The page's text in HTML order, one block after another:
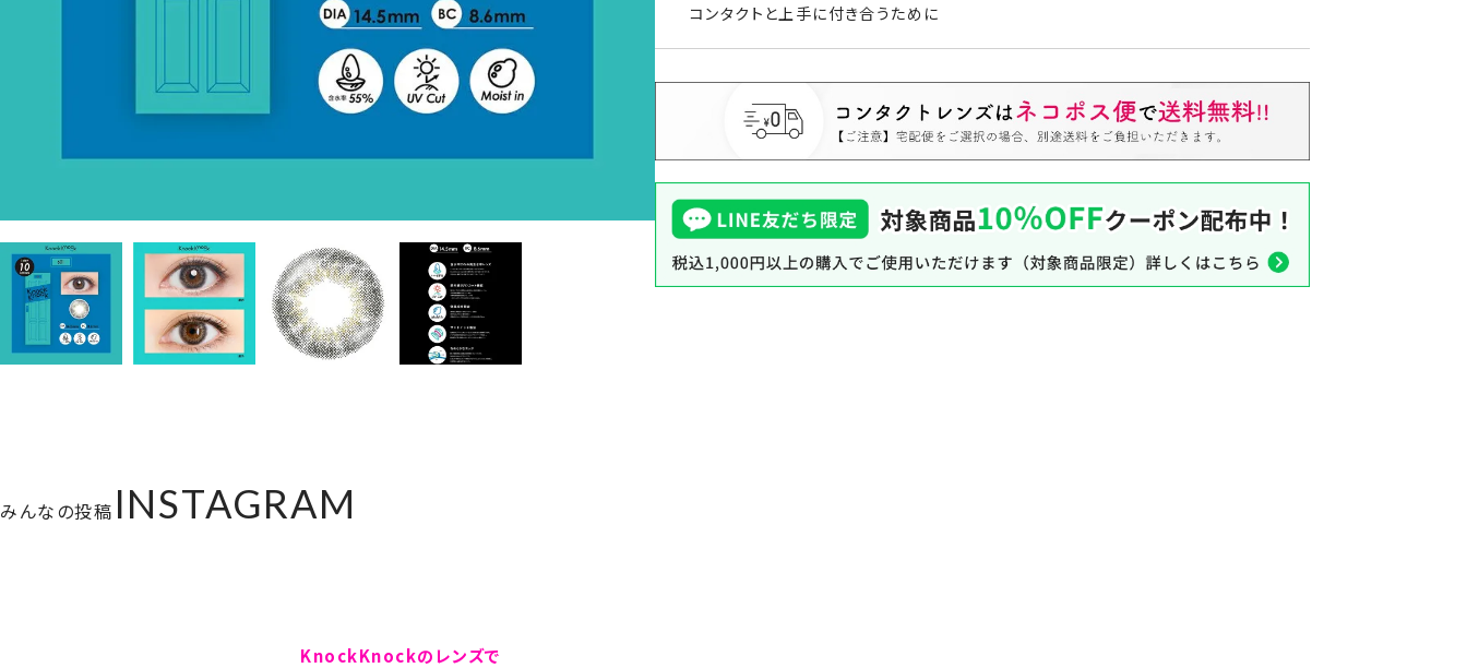
コンタクトと上手に付き合うために
みんなの投稿 INSTAGRAM
KnockKnockのレンズで